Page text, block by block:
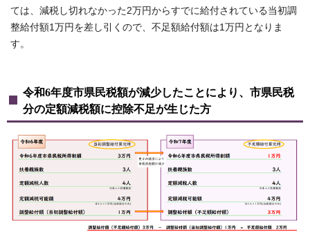
ては、減税し切れなかった2万円からすでに給付されている当初調
整給付額1万円を差し引くので、不足額給付額は1万円となりま
す。
令和6年度市県民税額が減少したことにより、市県民税
分の定額減税額に控除不足が生じた方